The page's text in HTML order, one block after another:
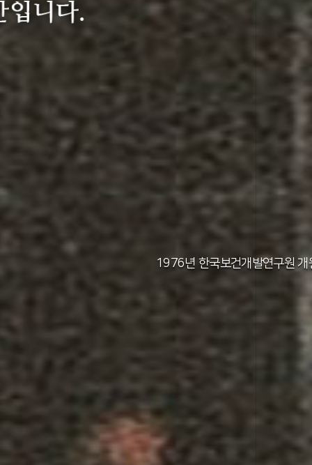
1971년 가족계획연구원
1976년 한국보건개발연구원 개
1982년 한국인구보건연구원 신청사 준
2012년 한국보건사회연구원 서울 청사
2011년 한국보건사회연구원 설립 40주년
2014년 한국보건사회연구원 세종 청사